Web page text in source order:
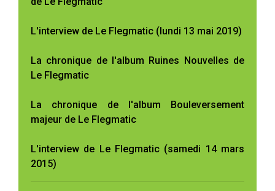
L'interview de Le Flegmatic (lundi 13 mai 2019)
La chronique de l'album Ruines Nouvelles de
Le Flegmatic
La chronique de l'album Bouleversement
majeur de Le Flegmatic
L'interview de Le Flegmatic (samedi 14 mars
2015)